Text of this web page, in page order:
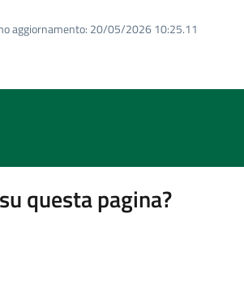
aggiornamento: 20/05/2026 10:25.11
questa pagina?